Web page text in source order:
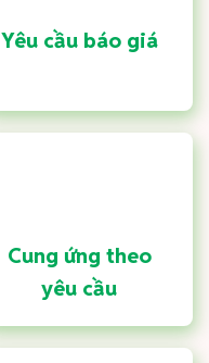
Yêu cầu báo giá
Cung ứng theo
yêu cầu